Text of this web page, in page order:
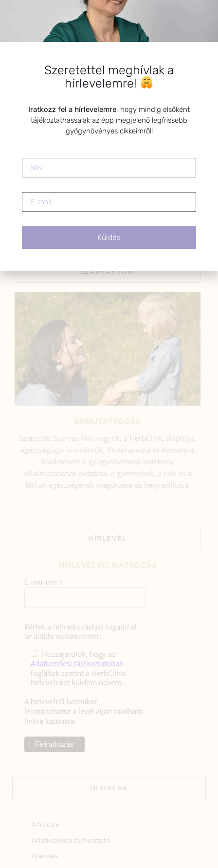
Pajzsmirigy problémák,
cikluszavar és a természetes
megoldások: Fitoterápia a női
egészségért
Napégés, rovarcsípések és felületi
2019.07.09.
kulcsfontosságú
SZARVAS NIKI
Sziasztok! Szarvas Niki vagyok, a HerbClinic alapítója,
egészségügyi biomérnök, fitoterapeuta és édesanya.
Küldetésem a gyógynövények hatékony
alkalmazásának oktatása, a gyermekek, a nők és a
férfiak egészségének megőrzése és helyreállítása.
HÍRLEVÉL
E-mail cím *
Kérlek a feliratkozáshoz fogadd el
az alábbi nyilatkozatot:
Hozzájárulok, hogy az
Adatkezelési tájékoztatóban
foglaltak szerint a HerbClinic
hírleveleket küldjön nekem.
A hírlevélről bármikor
leiratkozhatsz a levél alján található
linkre kattintva.
OLDALAK
A fiókom
Adatkezelési tájékoztató
Ajándék
Szeretettel meghívlak a
hírlevelemre!
Iratkozz fel a hírlevelemre, hogy mindig elsőként
tájékoztathassalak az épp megjelenő legfrissebb
gyógynövényes cikkeimről!
Küldés